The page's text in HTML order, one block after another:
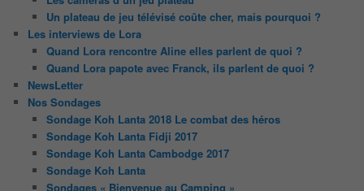
Un plateau de jeu télévisé coûte cher, mais pourquoi ?
Les interviews de Lora
Quand Lora rencontre Aline elles parlent de quoi ?
Quand Lora papote avec Franck, ils parlent de quoi ?
NewsLetter
Nos Sondages
Sondage Koh Lanta 2018 Le combat des héros
Sondage Koh Lanta Fidji 2017
Sondage Koh Lanta Cambodge 2017
Sondage Koh Lanta
Sondages « Bienvenue au Camping »